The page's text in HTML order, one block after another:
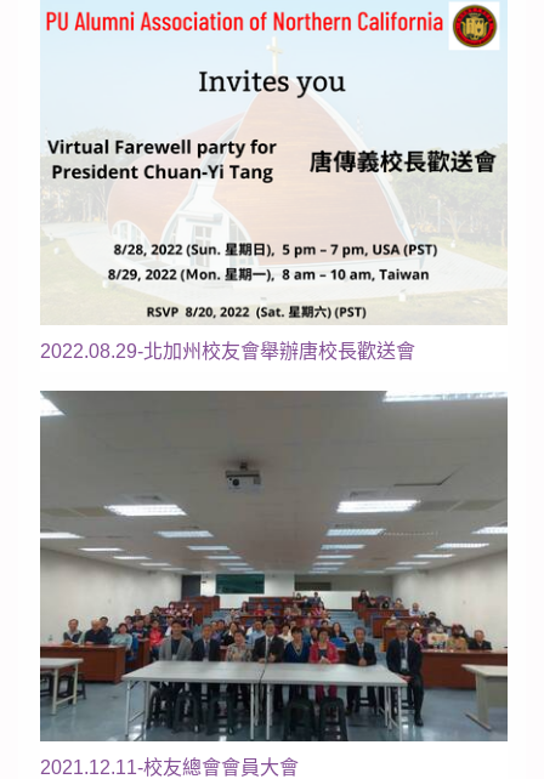
2022.08.29-北加州校友會舉辦唐校長歡送會
2021.12.11-校友總會會員大會